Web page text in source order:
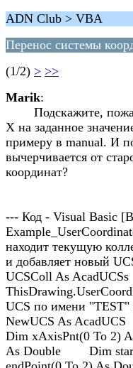
ADN Club > VBA
Перенос системы
(1/2) > >>
Marik:
Подскажите,
X на заданное
примеру в manual. И
вычерчивается от
координат?
--- Код - Visual Basic
находит текущую
и добавляет новый
UCSColl As
UCS по имени
NewUCS As
Dim xAxisPnt(0 To 2)
As Double Dim